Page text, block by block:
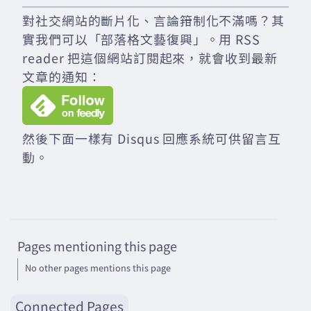
對社交網站的斷片化、言論箝制化不滿嗎？其
實我們可以「部落格文藝復興」。用 RSS
reader 把這個網站訂閱起來，就會收到最新
文章的通知：
然後下面一樣有 Disqus 回應系統可供留言互
動。
Connected Pages
Pages mentioning this page
No other pages mentions this page